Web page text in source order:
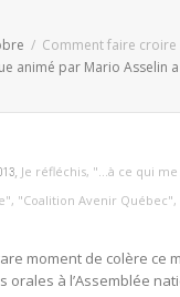
Comment faire
animé par Mario Asselin
, Je réfléchis, "...à ce qui
, "Coalition Avenir Québec",
moment de colère ce
à l’Assemblée